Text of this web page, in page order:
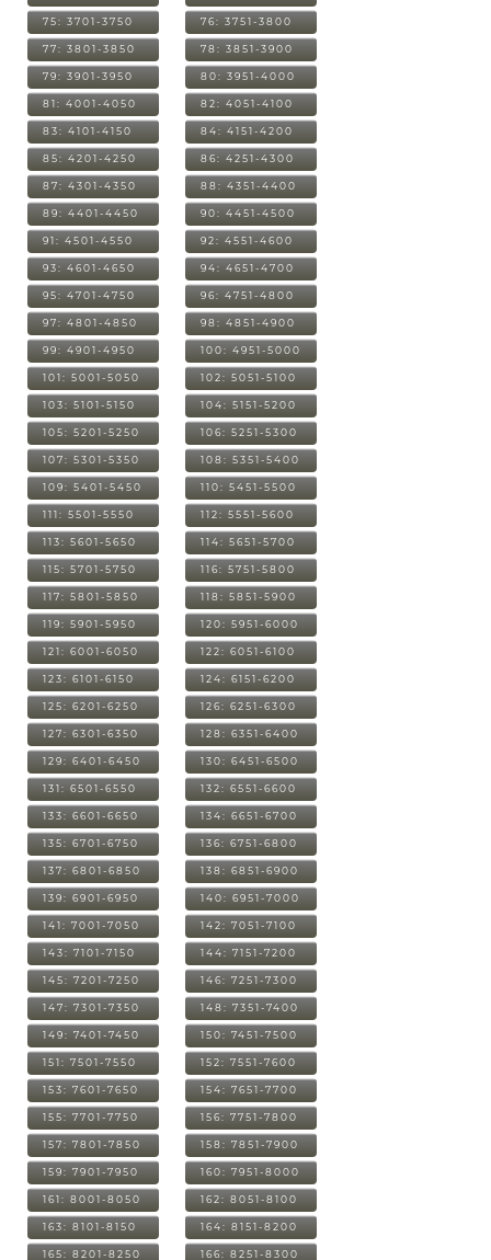
75: 3701-3750 76: 3751-3800
77: 3801-3850 78: 3851-3900
79: 3901-3950 80: 3951-4000
81: 4001-4050 82: 4051-4100
83: 4101-4150 84: 4151-4200
85: 4201-4250 86: 4251-4300
87: 4301-4350 88: 4351-4400
89: 4401-4450 90: 4451-4500
91: 4501-4550 92: 4551-4600
93: 4601-4650 94: 4651-4700
95: 4701-4750 96: 4751-4800
97: 4801-4850 98: 4851-4900
99: 4901-4950 100: 4951-5000
101: 5001-5050 102: 5051-5100
103: 5101-5150 104: 5151-5200
105: 5201-5250 106: 5251-5300
107: 5301-5350 108: 5351-5400
109: 5401-5450 110: 5451-5500
111: 5501-5550 112: 5551-5600
113: 5601-5650 114: 5651-5700
115: 5701-5750 116: 5751-5800
117: 5801-5850 118: 5851-5900
119: 5901-5950 120: 5951-6000
121: 6001-6050 122: 6051-6100
123: 6101-6150 124: 6151-6200
125: 6201-6250 126: 6251-6300
127: 6301-6350 128: 6351-6400
129: 6401-6450 130: 6451-6500
131: 6501-6550 132: 6551-6600
133: 6601-6650 134: 6651-6700
135: 6701-6750 136: 6751-6800
137: 6801-6850 138: 6851-6900
139: 6901-6950 140: 6951-7000
141: 7001-7050 142: 7051-7100
143: 7101-7150 144: 7151-7200
145: 7201-7250 146: 7251-7300
147: 7301-7350 148: 7351-7400
149: 7401-7450 150: 7451-7500
151: 7501-7550 152: 7551-7600
153: 7601-7650 154: 7651-7700
155: 7701-7750 156: 7751-7800
157: 7801-7850 158: 7851-7900
159: 7901-7950 160: 7951-8000
161: 8001-8050 162: 8051-8100
163: 8101-8150 164: 8151-8200
165: 8201-8250 166: 8251-8300